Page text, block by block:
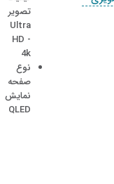
تصویر
Ultra
HD -
4k
نوع
صفحه
نمایش
QLED